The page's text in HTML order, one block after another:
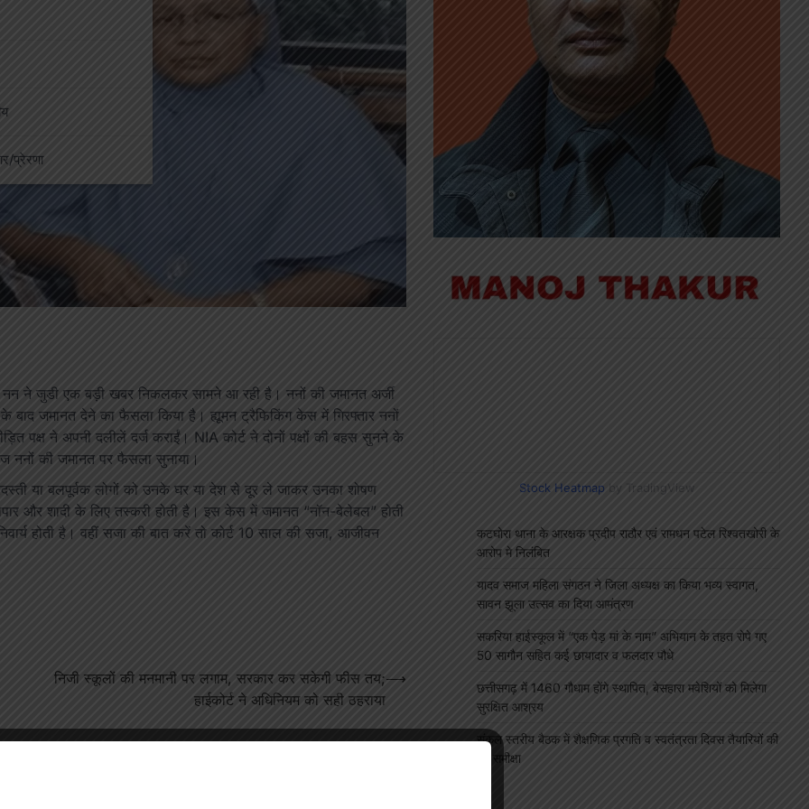
प्रेरणा
नन ने जुडी एक बड़ी खबर निकलकर सामने आ रही है। ननों की जमानत अर्जी
के बाद जमानत देने का फैसला किया है। ह्यूमन ट्रैफिकिंग केस में गिरफ्तार ननों
पक्ष ने अपनी दलीलें दर्ज कराईं। NIA कोर्ट ने दोनों पक्षों की बहस सुनने के
ननों की जमानत पर फैसला सुनाया।
या बलपूर्वक लोगों को उनके घर या देश से दूर ले जाकर उनका शोषण
और शादी के लिए तस्करी होती है। इस केस में जमानत “नॉन-बेलेबल” होती
होती है। वहीं सजा की बात करें तो कोर्ट 10 साल की सजा, आजीवन
निजी स्कूलों की मनमानी पर लगाम, सरकार कर सकेगी फीस तय;
हाईकोर्ट ने अधिनियम को सही ठहराया
⟶
Stock Heatmap by TradingView
कटघोरा थाना के आरक्षक प्रदीप राठौर एवं रामधन पटेल रिश्वतखोरी के
आरोप मे निलंबित
यादव समाज महिला संगठन ने जिला अध्यक्ष का किया भव्य स्वागत,
सावन झूला उत्सव का दिया आमंत्रण
सकरिया हाईस्कूल में “एक पेड़ मां के नाम” अभियान के तहत रोपे गए
50 सागौन सहित कई छायादार व फलदार पौधे
छत्तीसगढ़ में 1460 गौधाम होंगे स्थापित, बेसहारा मवेशियों को मिलेगा
सुरक्षित आश्रय
संकुल स्तरीय बैठक में शैक्षणिक प्रगति व स्वतंत्रता दिवस तैयारियों की
हुई समीक्षा